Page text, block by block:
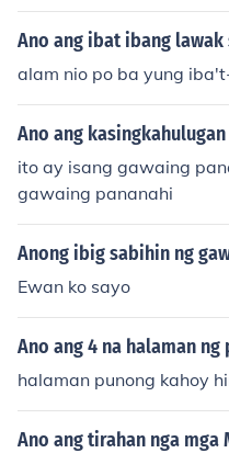
Ano ang ibat ibang
alam nio po ba yung
Ano ang
ito ay isang gawaing
gawaing pananahi
Anong ibig sabihin ng
Ewan ko sayo
Ano ang 4 na halaman
halaman punong kahoy
Ano ang tirahan nga mga